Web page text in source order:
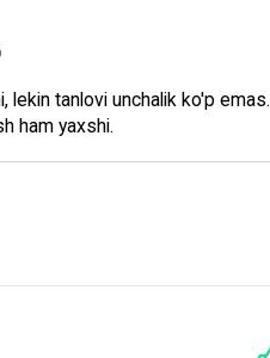
lekin tanlovi unchalik ko'p emas.
ham yaxshi.